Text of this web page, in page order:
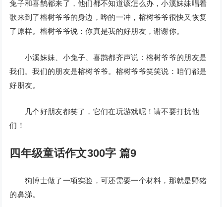
兔子和喜鹊都来了，他们都不知道该怎么办，小溪妹妹唱着
歌来到了榕树爷爷的身边，哗的一冲，榕树爷爷很快又恢复
了原样。榕树爷爷说：你真是我的好朋友，谢谢你。
小溪妹妹、小兔子、喜鹊都齐声说：榕树爷爷的朋友是
我们。我们的朋友是榕树爷爷。榕树爷爷笑笑说：咱们都是
好朋友。
几个好朋友都笑了，它们在玩游戏呢！请不要打扰他
们！
四年级童话作文300字 篇9
狗博士做了一项实验，可还需要一个材料，那就是野猪
的鼻涕。